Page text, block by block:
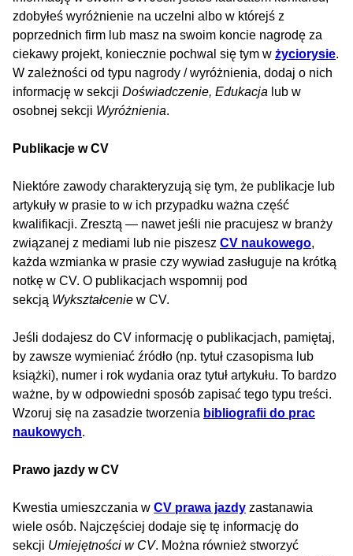
zdobyłeś wyróżnienie na uczelni albo w którejś z
poprzednich firm lub masz na swoim koncie nagrodę za
ciekawy projekt, koniecznie pochwal się tym w życiorysie.
W zależności od typu nagrody / wyróżnienia, dodaj o nich
informację w sekcji Doświadczenie, Edukacja lub w
osobnej sekcji Wyróżnienia.
Publikacje w CV
Niektóre zawody charakteryzują się tym, że publikacje lub
artykuły w prasie to w ich przypadku ważna część
kwalifikacji. Zresztą — nawet jeśli nie pracujesz w branży
związanej z mediami lub nie piszesz CV naukowego,
każda wzmianka w prasie czy wywiad zasługuje na krótką
notkę w CV. O publikacjach wspomnij pod
sekcją Wykształcenie w CV.
Jeśli dodajesz do CV informację o publikacjach, pamiętaj,
by zawsze wymieniać źródło (np. tytuł czasopisma lub
książki), numer i rok wydania oraz tytuł artykułu. To bardzo
ważne, by w odpowiedni sposób zapisać tego typu treści.
Wzoruj się na zasadzie tworzenia bibliografii do prac
naukowych.
Prawo jazdy w CV
Kwestia umieszczania w CV prawa jazdy zastanawia
wiele osób. Najczęściej dodaje się tę informację do
sekcji Umiejętności w CV. Można również stworzyć